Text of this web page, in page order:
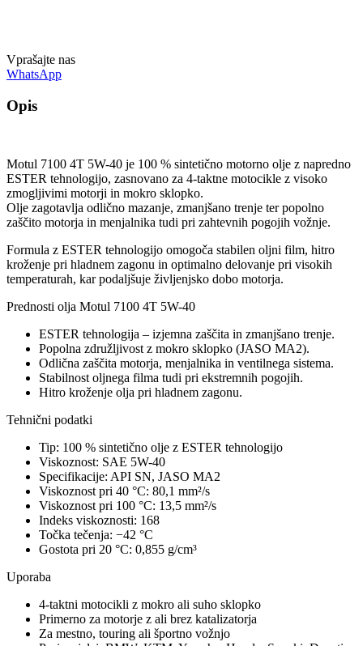
Vprašajte nas
WhatsApp
Opis
Motul 7100 4T 5W-40 je 100 % sintetično motorno olje z napredno
ESTER tehnologijo, zasnovano za 4-taktne motocikle z visoko
zmogljivimi motorji in mokro sklopko.
Olje zagotavlja odlično mazanje, zmanjšano trenje ter popolno
zaščito motorja in menjalnika tudi pri zahtevnih pogojih vožnje.
Formula z ESTER tehnologijo omogoča stabilen oljni film, hitro
kroženje pri hladnem zagonu in optimalno delovanje pri visokih
temperaturah, kar podaljšuje življenjsko dobo motorja.
Prednosti olja Motul 7100 4T 5W-40
ESTER tehnologija – izjemna zaščita in zmanjšano trenje.
Popolna združljivost z mokro sklopko (JASO MA2).
Odlična zaščita motorja, menjalnika in ventilnega sistema.
Stabilnost oljnega filma tudi pri ekstremnih pogojih.
Hitro kroženje olja pri hladnem zagonu.
Tehnični podatki
Tip: 100 % sintetično olje z ESTER tehnologijo
Viskoznost: SAE 5W-40
Specifikacije: API SN, JASO MA2
Viskoznost pri 40 °C: 80,1 mm²/s
Viskoznost pri 100 °C: 13,5 mm²/s
Indeks viskoznosti: 168
Točka tečenja: −42 °C
Gostota pri 20 °C: 0,855 g/cm³
Uporaba
4-taktni motocikli z mokro ali suho sklopko
Primerno za motorje z ali brez katalizatorja
Za mestno, touring ali športno vožnjo